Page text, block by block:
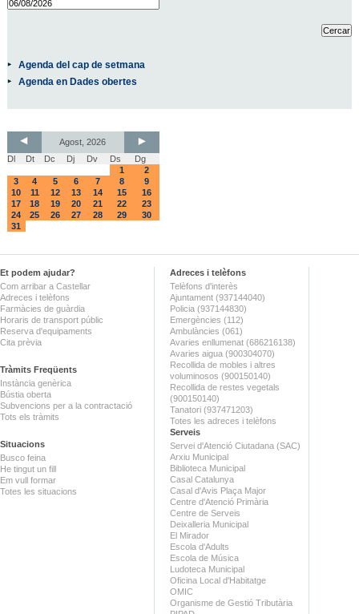
Agenda del cap de setmana
Agenda en Dades obertes
Agost, 2026
Dl
Dt Dc Dj Dv Ds
Dg
1
2
3
4 5 6 7 8
9
10
11 12 13 14 15
16
17
18 19 20 21 22
23
24
25 26 27 28 29
30
31
Et podem ajudar?
Com arribar a Castellar
Adreces i telèfons
Farmàcies de guàrdia
Horaris de transport públic
Reserva d'equipaments
Cita prèvia
Tràmits Freqüents
Instància genèrica
Bústia oberta
Subvencions per a la contractació
Tots els tràmits
Situacions
Busco feina
He tingut un fill
Em vull formar
Totes les situacions
Adreces i telèfons
Telèfons d'interès
Ajuntament (937144040)
Policia (937144830)
Emergències (112)
Ambulàncies (061)
Avaries enllumenat (686216138)
Avaries aigua (900304070)
Recollida de mobles i altres
voluminosos (900150140)
Recollida de restes vegetals
(900150140)
Tanatori (937471203)
Totes les adreces i telèfons
Serveis
Servei d'Atenció Ciutadana (SAC)
Arxiu Municipal
Biblioteca Municipal
Casal Catalunya
Casal d'Avis Plaça Major
Centre d'Atenció Primària
Centre de Serveis
Deixalleria Municipal
El Mirador
Escola d'Adults
Escola de Música
Ludoteca Municipal
Oficina Local d'Habitatge
OMIC
Organisme de Gestió Tributària